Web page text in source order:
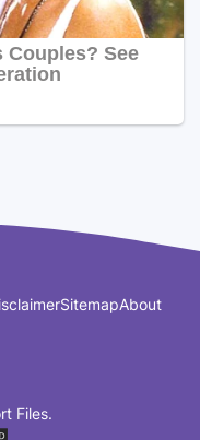
SitemapAbout
Files.